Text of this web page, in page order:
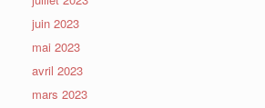
juin 2023
mai 2023
avril 2023
mars 2023